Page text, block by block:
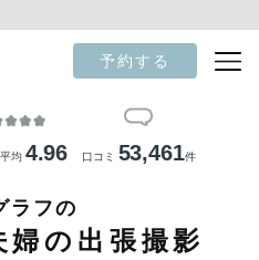
予約する
均 4.96 口コミ 53,461件
ラフの
婦の出張撮影